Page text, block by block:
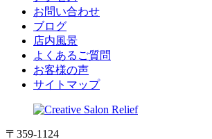
お問い合わせ
ブログ
店内風景
よくあるご質問
お客様の声
サイトマップ
〒359-1124